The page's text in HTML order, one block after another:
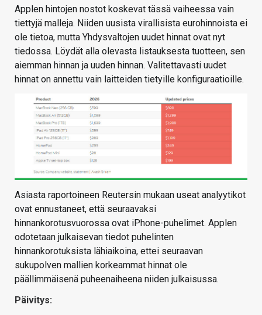
Applen hintojen nostot koskevat tässä vaiheessa vain
tiettyjä malleja. Niiden uusista virallisista eurohinnoista ei
ole tietoa, mutta Yhdysvaltojen uudet hinnat ovat nyt
tiedossa. Löydät alla olevasta listauksesta tuotteen, sen
aiemman hinnan ja uuden hinnan. Valitettavasti uudet
hinnat on annettu vain laitteiden tietyille konfiguraatioille.
Asiasta raportoineen Reutersin mukaan useat analyytikot
ovat ennustaneet, että seuraavaksi
hinnankorotusvuorossa ovat iPhone-puhelimet. Applen
odotetaan julkaisevan tiedot puhelinten
hinnankorotuksista lähiaikoina, ettei seuraavan
sukupolven mallien korkeammat hinnat ole
päällimmäisenä puheenaiheena niiden julkaisussa.
Päivitys: